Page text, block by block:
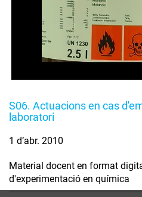
S06. Actuacions en cas
laboratori
1 d’abr. 2010
Material docent en format
d'experimentació en química